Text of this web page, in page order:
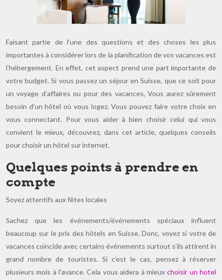
Faisant partie de l’une des questions et des choses les plus
importantes à considérer lors de la planification de vos vacances est
l’hébergement. En effet, cet aspect prend une part importante de
votre budget. Si vous passez un séjour en Suisse, que ce soit pour
un voyage d’affaires ou pour des vacances, Vous aurez sûrement
besoin d’un hôtel où vous logez. Vous pouvez faire votre choix en
vous connectant. Pour vous aider à bien choisir celui qui vous
convient le mieux, découvrez, dans cet article, quelques conseils
pour choisir un hôtel sur internet.
Quelques points à prendre en
compte
Soyez attentifs aux fêtes locales
Sachez que les événements/événements spéciaux influent
beaucoup sur le prix des hôtels en Suisse. Donc, voyez si votre de
vacances coïncide avec certains événements surtout s’ils attirent in
grand nombre de touristes. Si c’est le cas, pensez à réserver
plusieurs mois à l’avance. Cela vous aidera à mieuxchoisir un hotel